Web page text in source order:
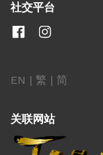
社交平台
EN | 繁 | 简
关联网站